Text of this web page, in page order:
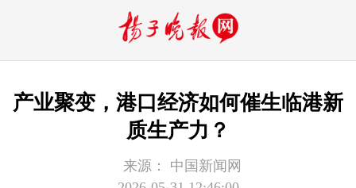
产业聚变，港口经济如何催生临港新
质生产力？
来源：
中国新闻网